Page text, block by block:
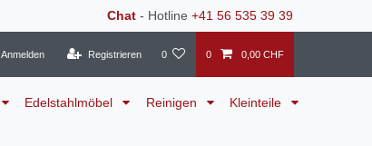
Chat - Hotline +41 56 535 39 39
Anmelden Registrieren 0 0 0,00 CHF
Edelstahlmöbel Reinigen Kleinteile